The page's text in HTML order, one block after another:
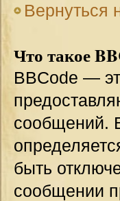
Вернуться
Что такое
BBCode —
сообщений.
быть
сообщении